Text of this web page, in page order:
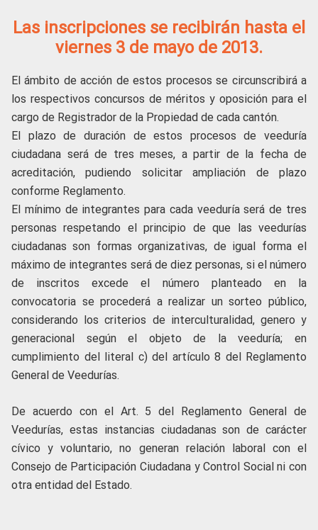
Las inscripciones se recibirán hasta el
viernes 3 de mayo de 2013.
El ámbito de acción de estos procesos se circunscribirá a
los respectivos concursos de méritos y oposición para el
cargo de Registrador de la Propiedad de cada cantón.
El plazo de duración de estos procesos de veeduría
ciudadana será de tres meses, a partir de la fecha de
acreditación, pudiendo solicitar ampliación de plazo
conforme Reglamento.
El mínimo de integrantes para cada veeduría será de tres
personas respetando el principio de que las veedurías
ciudadanas son formas organizativas, de igual forma el
máximo de integrantes será de diez personas, si el número
de inscritos excede el número planteado en la
convocatoria se procederá a realizar un sorteo público,
considerando los criterios de interculturalidad, genero y
generacional según el objeto de la veeduría; en
cumplimiento del literal c) del artículo 8 del Reglamento
General de Veedurías.
De acuerdo con el Art. 5 del Reglamento General de
Veedurías, estas instancias ciudadanas son de carácter
cívico y voluntario, no generan relación laboral con el
Consejo de Participación Ciudadana y Control Social ni con
otra entidad del Estado.